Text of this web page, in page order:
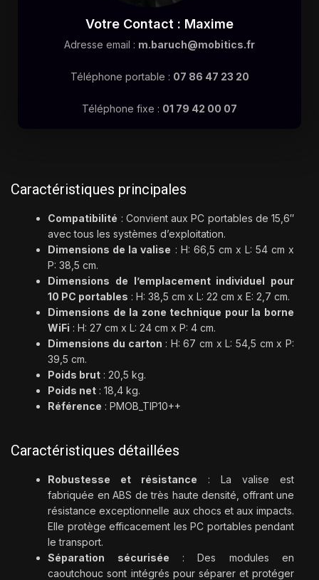
Votre Contact : Maxime
Adresse email : m.baruch@mobitics.fr
Téléphone portable : 07 86 47 23 20
Téléphone fixe : 01 79 42 00 07
Caractéristiques principales
Compatibilité : Convient aux PC portables de 15,6″
avec tous les systèmes d’exploitation.
Dimensions de la valise : H: 66,5 cm x L: 54 cm x
P: 38,5 cm.
Dimensions de l’emplacement individuel pour
10 PC portables : H: 38,5 cm x L: 22 cm x E: 2,7 cm.
Dimensions de la zone technique pour la borne
WiFi : H: 27 cm x L: 24 cm x P: 4 cm.
Dimensions du carton : H: 67 cm x L: 54,5 cm x P:
39,5 cm.
Poids brut : 20,5 kg.
Poids net : 18,4 kg.
Référence : PMOB_TIP10++
Caractéristiques détaillées
Robustesse et résistance : La valise est
fabriquée en ABS de très haute densité, offrant une
résistance exceptionnelle aux chocs et aux impacts.
Elle protège efficacement les PC portables pendant
le transport.
Séparation sécurisée : Des modules en
caoutchouc sont intégrés pour séparer et protéger